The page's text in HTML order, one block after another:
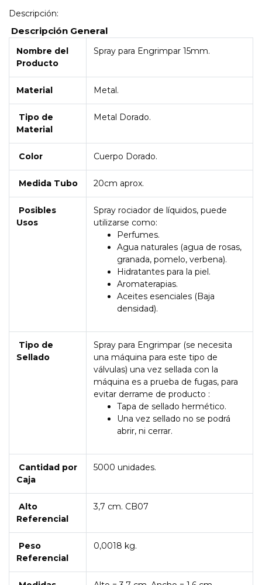
Descripción:
Descripción General
Nombre del
Producto
Spray para Engrimpar 15mm.
Material Metal.
Tipo de
Material
Metal Dorado.
Color Cuerpo Dorado.
Medida Tubo 20cm aprox.
Posibles
Usos
Spray rociador de líquidos, puede
utilizarse como:
Perfumes.
Agua naturales (agua de rosas,
granada, pomelo, verbena).
Hidratantes para la piel.
Aromaterapias.
Aceites esenciales (Baja
densidad).
Tipo de
Sellado
Spray para Engrimpar (se necesita
una máquina para este tipo de
válvulas) una vez sellada con la
máquina es a prueba de fugas, para
evitar derrame de producto :
Tapa de sellado hermético.
Una vez sellado no se podrá
abrir, ni cerrar.
Cantidad por
Caja
5000 unidades.
Alto
Referencial
3,7 cm. CB07
Peso
Referencial
0,0018 kg.